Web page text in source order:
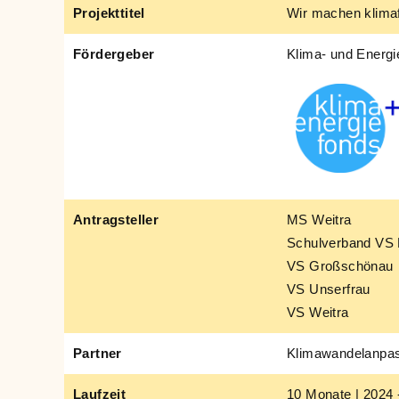
Projekttitel Wir machen
Fördergeber Klima- und
Antragsteller
MS Weitra
Schulverband
VS Großschönau
VS Unserfrau
VS Weitra
Partner
Laufzeit 10 Monate | 2024